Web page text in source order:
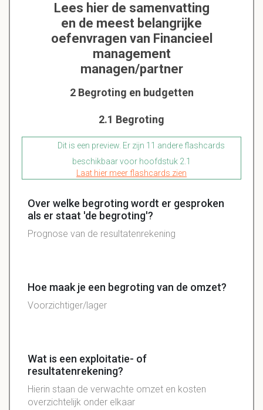
Lees hier de samenvatting
en de meest belangrijke
oefenvragen van Financieel
management
managen/partner
2 Begroting en budgetten
2.1 Begroting
Dit is een preview. Er zijn 11 andere flashcards
beschikbaar voor hoofdstuk 2.1
Laat hier meer flashcards zien
Over welke begroting wordt er gesproken
als er staat 'de begroting'?
Prognose van de resultatenrekening
Hoe maak je een begroting van de omzet?
Voorzichtiger/lager
Wat is een exploitatie- of
resultatenrekening?
Hierin staan de verwachte omzet en kosten
overzichtelijk onder elkaar